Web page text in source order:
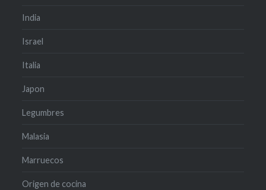
India
Israel
Italia
Japon
Legumbres
Malasia
Marruecos
Origen de cocina